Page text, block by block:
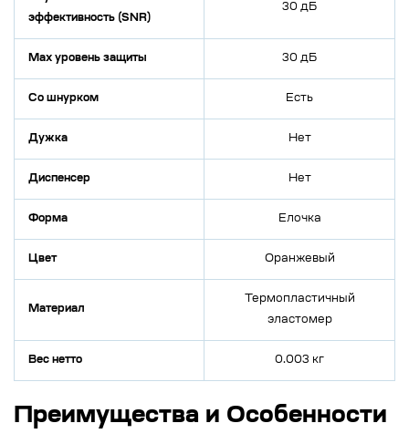
эффективность (SNR)
30 дБ
Max уровень защиты 30 дБ
Со шнурком Есть
Дужка Нет
Диспенсер Нет
Форма Елочка
Цвет Оранжевый
Материал
Термопластичный
эластомер
Вес нетто 0.003 кг
Преимущества и Особенности